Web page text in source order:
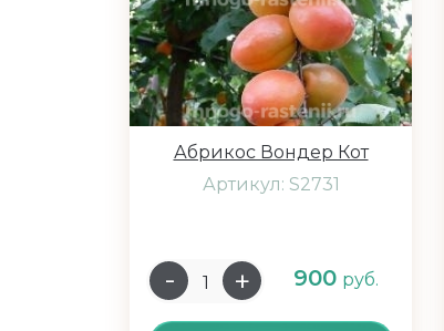
Абрикос Вондер Кот
Артикул: S2731
900 руб.